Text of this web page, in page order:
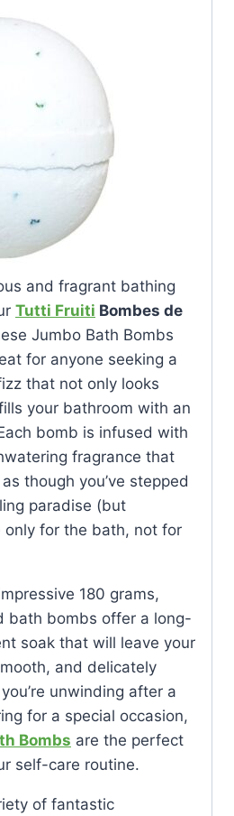
and fragrant bathing
Tutti Fruiti Bombes de
Jumbo Bath Bombs
for anyone seeking a
that not only looks
your bathroom with an
bomb is infused with
fragrance that
though you’ve stepped
paradise (but
only for the bath, not for
180 grams,
bath bombs offer a long-
soak that will leave your
and delicately
unwinding after a
for a special occasion,
Bombs are the perfect
self-care routine.
of fantastic